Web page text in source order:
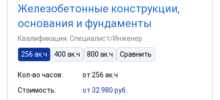
Железобетонные конструкции,
основания и фундаменты
Квалификация: Специалист/Инженер
256 ак.ч
400 ак.ч 800 ак.ч Сравнить
Кол-во часов:
от 256 ак.ч
Стоимость:
от 32 980 руб.